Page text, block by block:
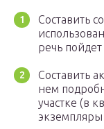
Составить
речь
Составить
нем
участке (в